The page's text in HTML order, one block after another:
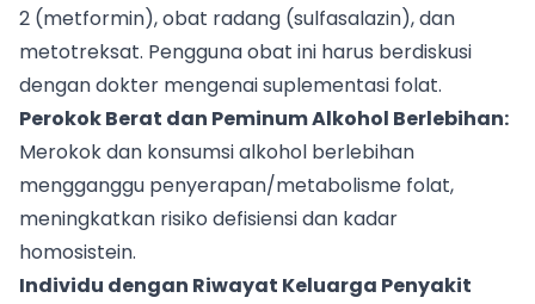
2 (metformin), obat radang (sulfasalazin), dan
metotreksat. Pengguna obat ini harus berdiskusi
dengan dokter mengenai suplementasi folat.
Perokok Berat dan Peminum Alkohol Berlebihan:
Merokok dan konsumsi alkohol berlebihan
mengganggu penyerapan/metabolisme folat,
meningkatkan risiko defisiensi dan kadar
homosistein.
Individu dengan Riwayat Keluarga Penyakit